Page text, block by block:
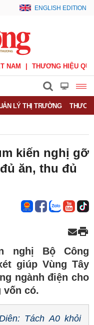
ENGLISH EDITION
NAM THƯƠNG HIỆU
LÝ THỊ TRƯỜNG
kiến nghị gỡ
ăn, thu đủ
nghị Bộ Công
giúp Vùng Tây
ngành điện cho
có.
Tách A0 khỏi